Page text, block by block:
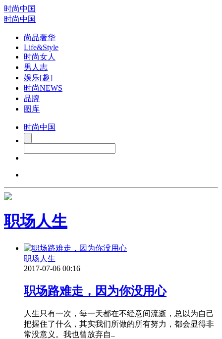
时尚中国
时尚中国
尚品奢华
Life&Style
时尚女人
男人志
娱乐[趣]
时尚NEWS
品牌
图库
时尚中国
职场人生
职场人生
2017-07-06 00:16
职场路难走，因为你没用心
人生只有一次，每一天都在不经意间流逝，总以为自己
把握住了什么，其实我们所做的所有努力，都会显得非
常没意义。我也曾放弃自..